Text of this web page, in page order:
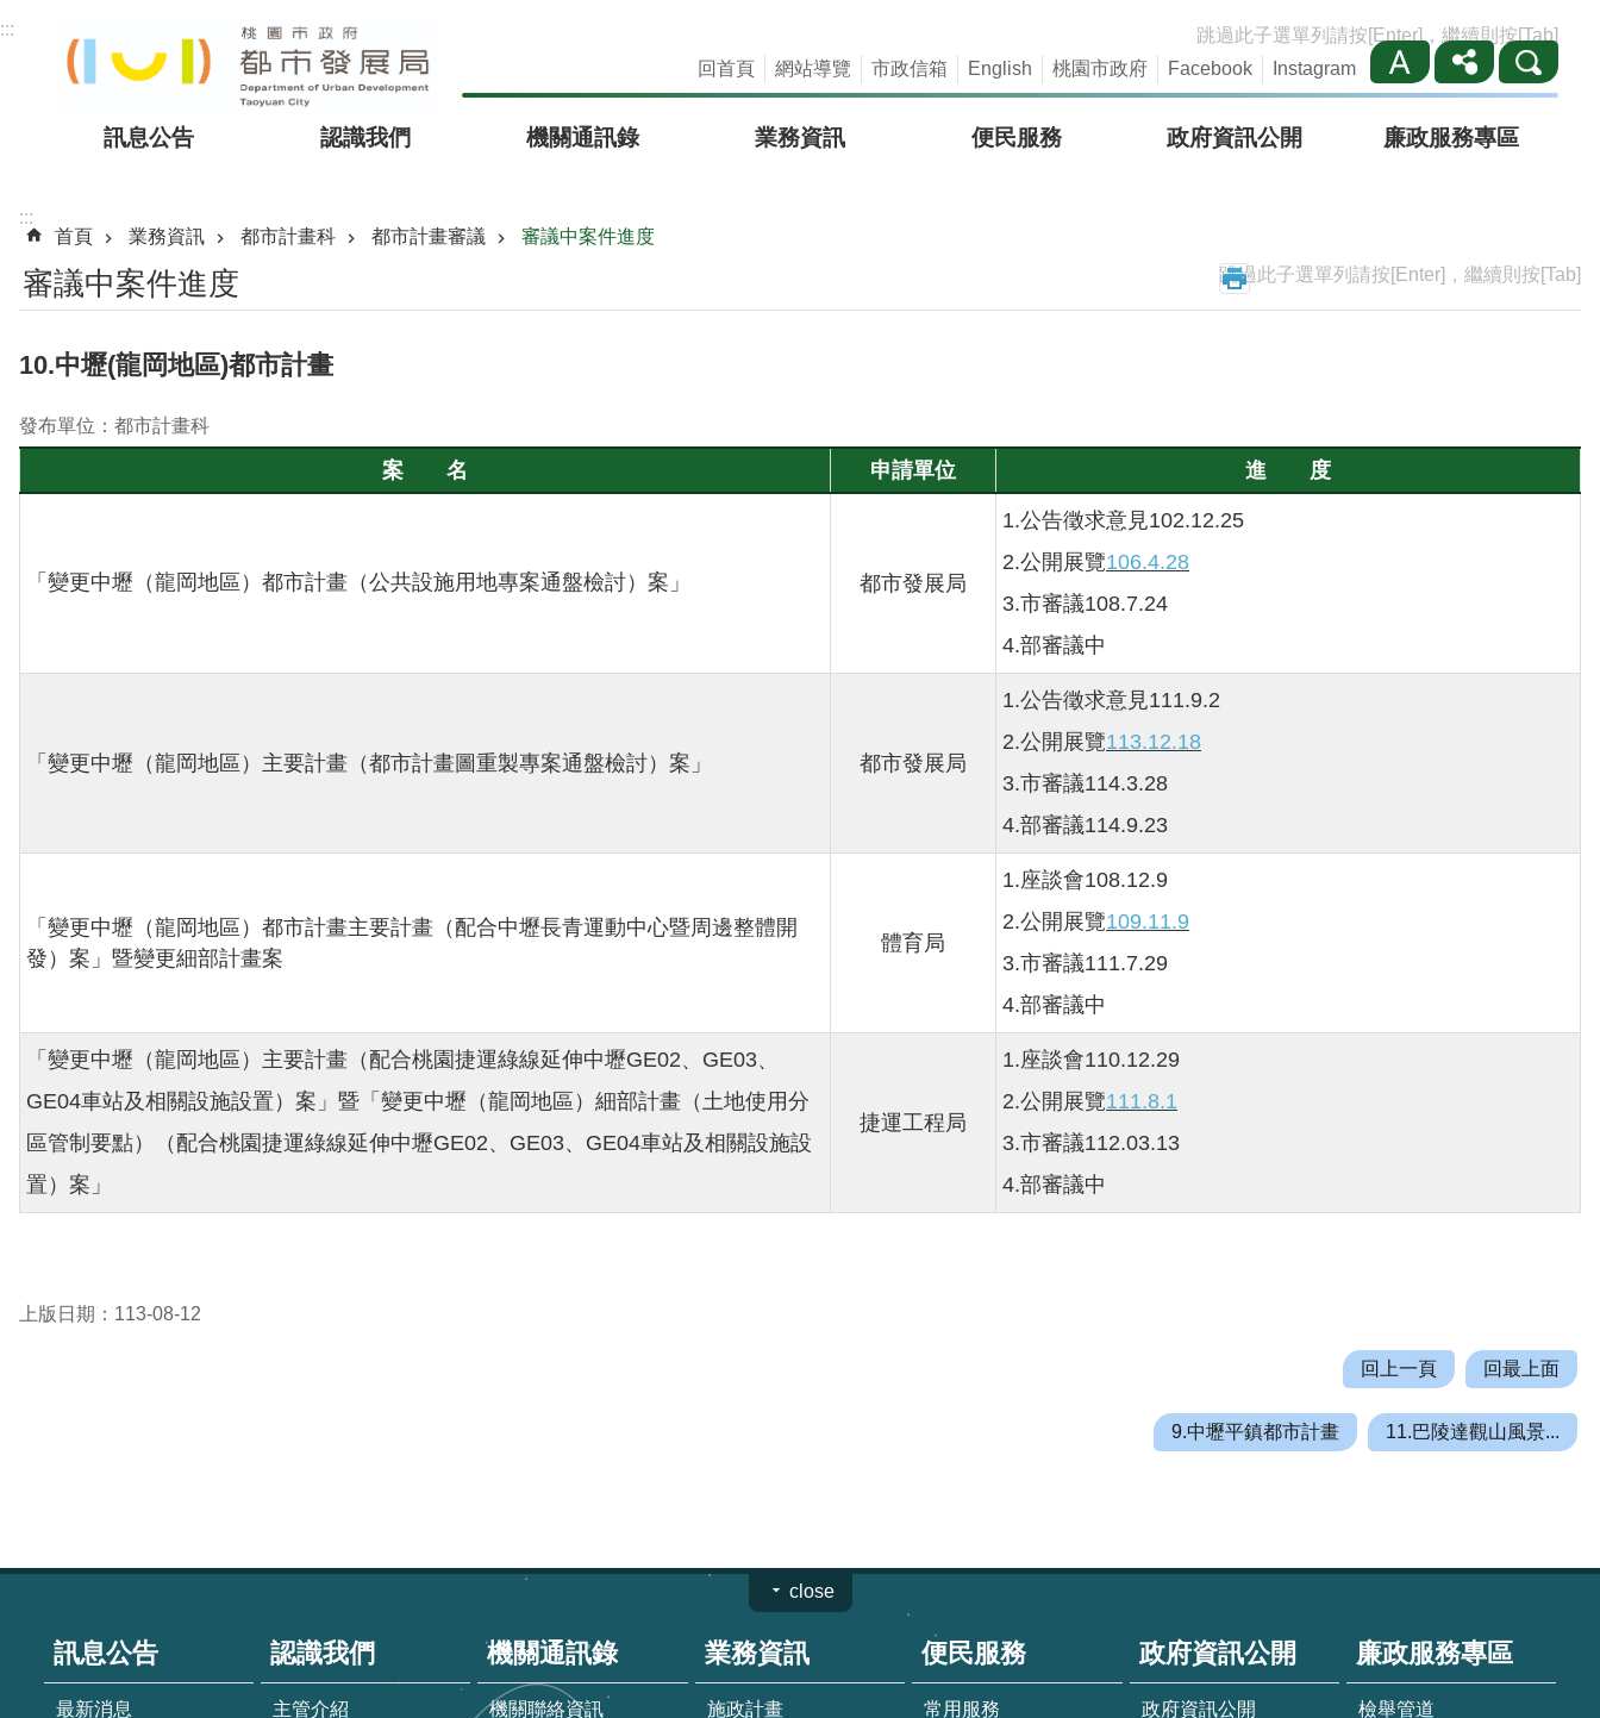
跳到主要內容區塊
:::
跳過此子選單列請按[Enter]，繼續則按[Tab]
回首頁
網站導覽 市政信箱 English 桃園市政府 Facebook Instagram
訊息公告 認識我們 機關通訊錄 業務資訊 便民服務 政府資訊公開 廉政服務專區
:::
首頁
業務資訊 都市計畫科 都市計畫審議 審議中案件進度
審議中案件進度 跳過此子選單列請按[Enter]，繼續則按[Tab]
10.中壢(龍岡地區)都市計畫
發布單位：都市計畫科
案 名 申請單位 進 度
「變更中壢（龍岡地區）都市計畫（公共設施用地專案通盤檢討）案」 都市發展局
1.公告徵求意見102.12.25
2.公開展覽106.4.28
3.市審議108.7.24
4.部審議中
「變更中壢（龍岡地區）主要計畫（都市計畫圖重製專案通盤檢討）案」 都市發展局
1.公告徵求意見111.9.2
2.公開展覽113.12.18
3.市審議114.3.28
4.部審議114.9.23
「變更中壢（龍岡地區）都市計畫主要計畫（配合中壢長青運動中心暨周邊整體開
發）案」暨變更細部計畫案
體育局
1.座談會108.12.9
2.公開展覽109.11.9
3.市審議111.7.29
4.部審議中
「變更中壢（龍岡地區）主要計畫（配合桃園捷運綠線延伸中壢GE02、GE03、
GE04車站及相關設施設置）案」暨「變更中壢（龍岡地區）細部計畫（土地使用分
區管制要點）（配合桃園捷運綠線延伸中壢GE02、GE03、GE04車站及相關設施設
置）案」
捷運工程局
1.座談會110.12.29
2.公開展覽111.8.1
3.市審議112.03.13
4.部審議中
上版日期：113-08-12
回上一頁 回最上面
9.中壢平鎮都市計畫 11.巴陵達觀山風景...
close
訊息公告
最新消息
認識我們
主管介紹
機關通訊錄
機關聯絡資訊
業務資訊
施政計畫
便民服務
常用服務
政府資訊公開
政府資訊公開
廉政服務專區
檢舉管道